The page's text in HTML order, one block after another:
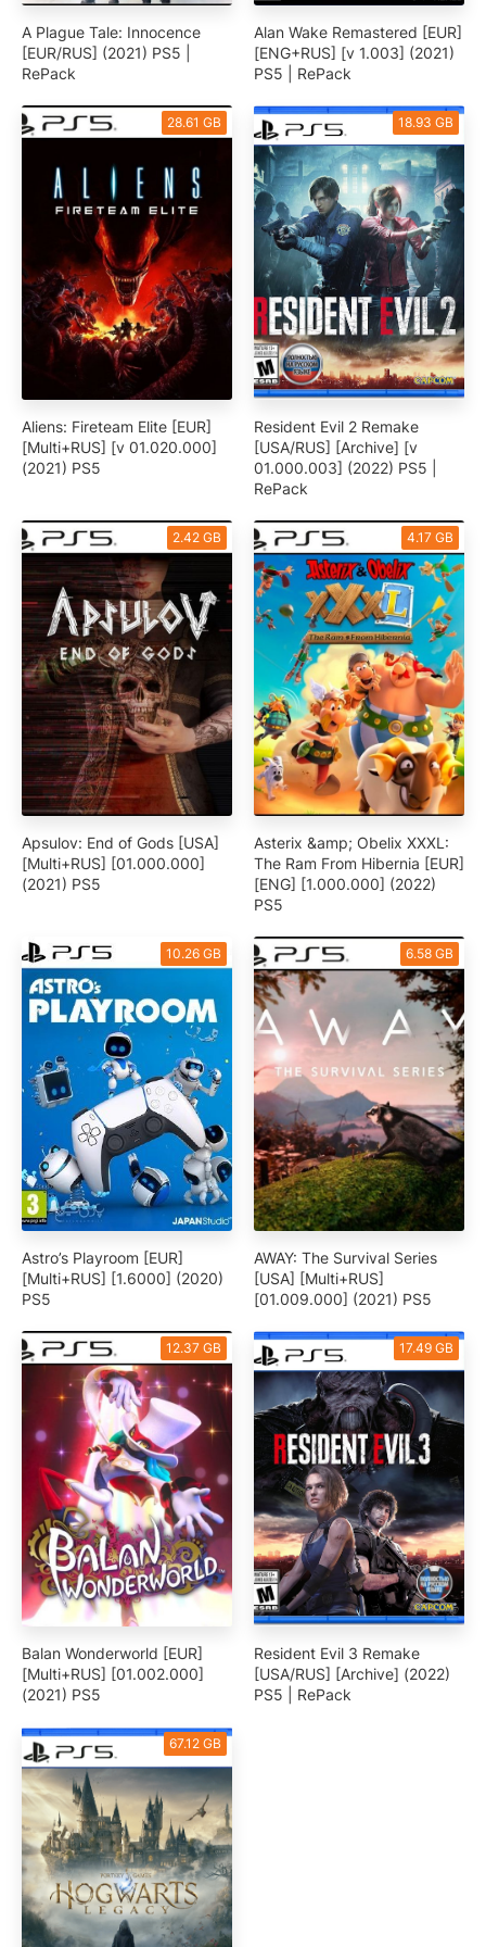
A Plague Tale: Innocence
[EUR/RUS] (2021) PS5 |
RePack
Alan Wake Remastered [EUR]
[ENG+RUS] [v 1.003] (2021)
PS5 | RePack
28.61 GB
Aliens: Fireteam Elite [EUR]
[Multi+RUS] [v 01.020.000]
(2021) PS5
18.93 GB
Resident Evil 2 Remake
[USA/RUS] [Archive] [v
01.000.003] (2022) PS5 |
RePack
2.42 GB
Apsulov: End of Gods [USA]
[Multi+RUS] [01.000.000]
(2021) PS5
4.17 GB
Asterix &amp; Obelix XXXL:
The Ram From Hibernia [EUR]
[ENG] [1.000.000] (2022)
PS5
10.26 GB
Astro’s Playroom [EUR]
[Multi+RUS] [1.6000] (2020)
PS5
6.58 GB
AWAY: The Survival Series
[USA] [Multi+RUS]
[01.009.000] (2021) PS5
12.37 GB
Balan Wonderworld [EUR]
[Multi+RUS] [01.002.000]
(2021) PS5
17.49 GB
Resident Evil 3 Remake
[USA/RUS] [Archive] (2022)
PS5 | RePack
67.12 GB